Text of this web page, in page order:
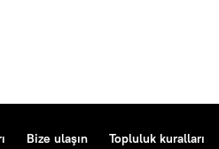
Bize ulaşın Topluluk kuralları